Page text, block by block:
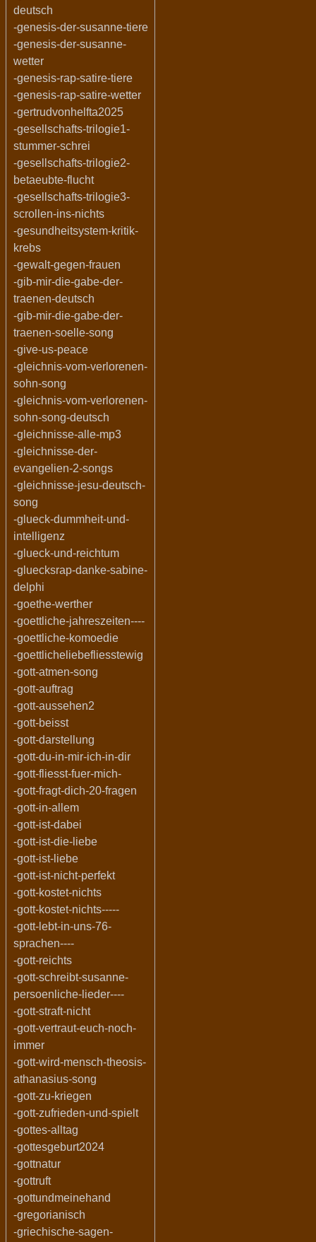
deutsch
-genesis-der-susanne-tiere
-genesis-der-susanne-
wetter
-genesis-rap-satire-tiere
-genesis-rap-satire-wetter
-gertrudvonhelfta2025
-gesellschafts-trilogie1-
stummer-schrei
-gesellschafts-trilogie2-
betaeubte-flucht
-gesellschafts-trilogie3-
scrollen-ins-nichts
-gesundheitsystem-kritik-
krebs
-gewalt-gegen-frauen
-gib-mir-die-gabe-der-
traenen-deutsch
-gib-mir-die-gabe-der-
traenen-soelle-song
-give-us-peace
-gleichnis-vom-verlorenen-
sohn-song
-gleichnis-vom-verlorenen-
sohn-song-deutsch
-gleichnisse-alle-mp3
-gleichnisse-der-
evangelien-2-songs
-gleichnisse-jesu-deutsch-
song
-glueck-dummheit-und-
intelligenz
-glueck-und-reichtum
-gluecksrap-danke-sabine-
delphi
-goethe-werther
-goettliche-jahreszeiten----
-goettliche-komoedie
-goettlicheliebefliesstewig
-gott-atmen-song
-gott-auftrag
-gott-aussehen2
-gott-beisst
-gott-darstellung
-gott-du-in-mir-ich-in-dir
-gott-fliesst-fuer-mich-
-gott-fragt-dich-20-fragen
-gott-in-allem
-gott-ist-dabei
-gott-ist-die-liebe
-gott-ist-liebe
-gott-ist-nicht-perfekt
-gott-kostet-nichts
-gott-kostet-nichts-----
-gott-lebt-in-uns-76-
sprachen----
-gott-reichts
-gott-schreibt-susanne-
persoenliche-lieder----
-gott-straft-nicht
-gott-vertraut-euch-noch-
immer
-gott-wird-mensch-theosis-
athanasius-song
-gott-zu-kriegen
-gott-zufrieden-und-spielt
-gottes-alltag
-gottesgeburt2024
-gottnatur
-gottruft
-gottundmeinehand
-gregorianisch
-griechische-sagen-